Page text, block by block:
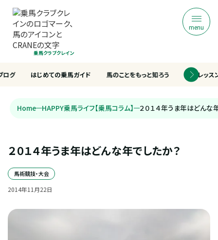
乗馬クラブクレイン
menu
はじめての乗馬ガイド 馬のことをもっと知ろう 乗馬レッス
ログ
Home HAPPY乗馬ライフ【乗馬コラム】 ２０１４年うま年はどんな
２０１４年うま年はどんな年でしたか？
馬術競技・大会
2014年11 月22日